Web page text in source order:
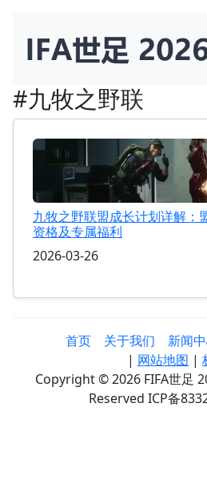
#九牧之野联
九牧之野联盟成长计划详解：
资格及专属福利
2026-03-26
首页 关于我们 新闻
| 网站地图 |
Copyright © 2026 FIFA世足
Reserved ICP备